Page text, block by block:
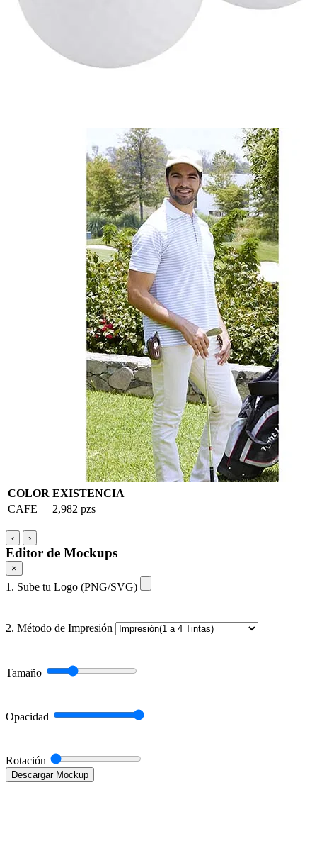
COLOR EXISTENCIA
CAFE
2,982 pzs
‹ ›
Editor de Mockups
×
1. Sube tu Logo (PNG/SVG)
2. Método de Impresión
Tamaño
Opacidad
Rotación
Descargar Mockup